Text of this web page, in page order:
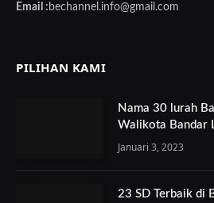
Email : bechannel.info@gmail.com
PILIHAN KAMI
Nama 30 lurah
Walikota Bandar
Januari 3, 2023
23 SD Terbaik di